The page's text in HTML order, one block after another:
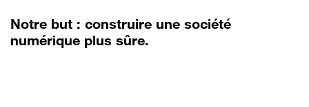
Notre but : construire une société
numérique plus sûre.